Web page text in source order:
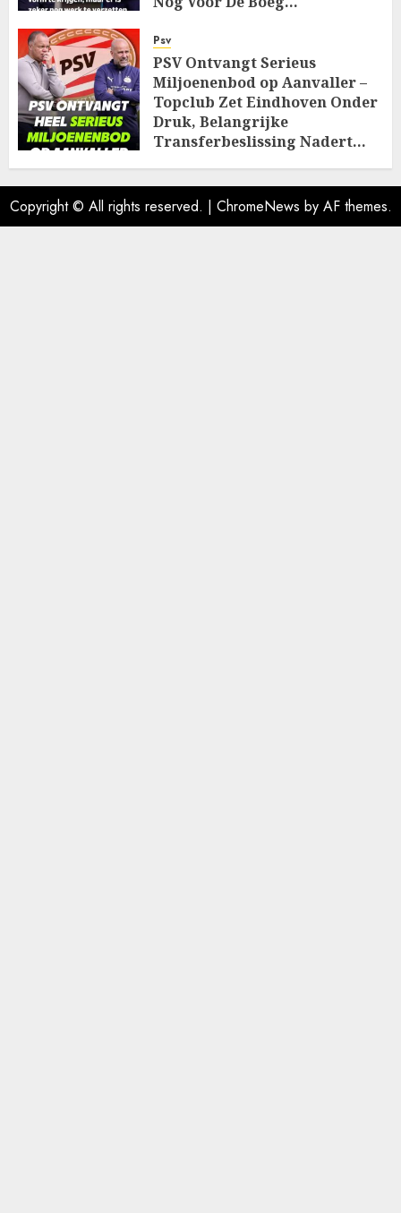
Psv
PSV Ontvangt Serieus
Miljoenenbod op Aanvaller –
Topclub Zet Eindhoven Onder
Druk, Belangrijke
Transferbeslissing Nadert…
AUGUST 7, 2026 0
Copyright © All rights reserved. | ChromeNews by AF themes.